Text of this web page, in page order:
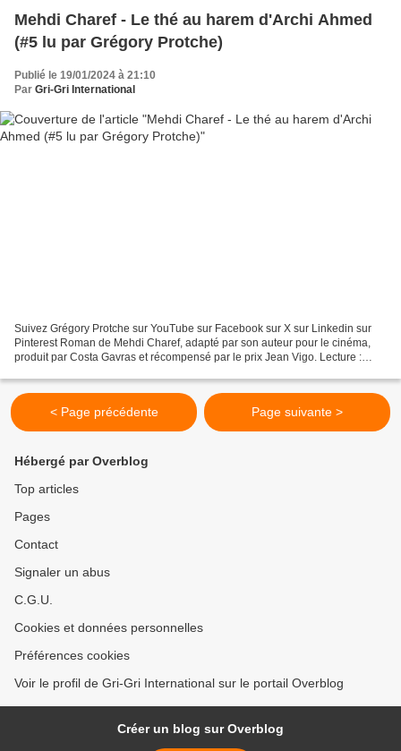
Mehdi Charef - Le thé au harem d'Archi Ahmed
(#5 lu par Grégory Protche)
Publié le 19/01/2024 à 21:10
Par Gri-Gri International
Suivez Grégory Protche sur YouTube sur Facebook sur X sur Linkedin sur
Pinterest Roman de Mehdi Charef, adapté par son auteur pour le cinéma,
produit par Costa Gavras et récompensé par le prix Jean Vigo. Lecture :
< Page précédente Page suivante >
Hébergé par Overblog
Top articles
Pages
Contact
Signaler un abus
C.G.U.
Cookies et données personnelles
Préférences cookies
Voir le profil de Gri-Gri International sur le portail Overblog
Créer un blog sur Overblog